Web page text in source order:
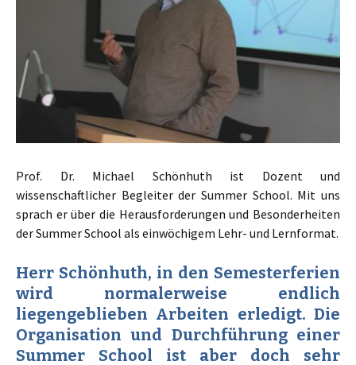
Prof. Dr. Michael Schönhuth ist Dozent und
wissenschaftlicher Begleiter der Summer School. Mit uns
sprach er über die Herausforderungen und Besonderheiten
der Summer School als einwöchigem Lehr- und Lernformat.
Herr Schönhuth, in den Semesterferien
wird normalerweise endlich
liegengeblieben Arbeiten erledigt. Die
Organisation und Durchführung einer
Summer School ist aber doch sehr